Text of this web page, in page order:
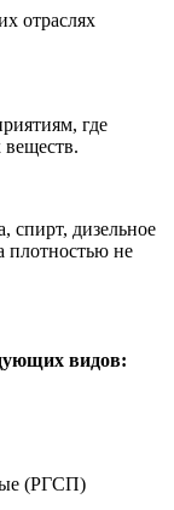
отраслях
где
веществ.
спирт, дизельное
плотностью не
видов:
(РГСП)